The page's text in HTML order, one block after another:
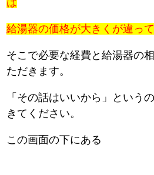
給湯器の価格が大きくが違って
そこで必要な経費と給湯器の
ただきます。
「その話はいいから」という
きてください。
この画面の下にある